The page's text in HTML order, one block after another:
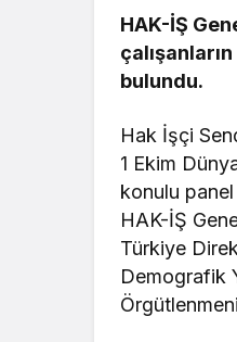
HAK-İŞ
bulundu.
Hak İşçi
1 Ekim
konulu
HAK-İŞ
Türkiye
Demografik